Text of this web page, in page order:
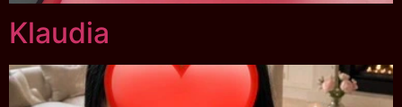
Klaudia